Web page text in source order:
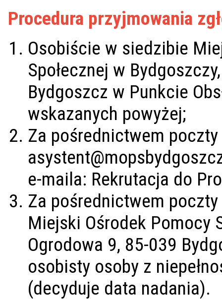
Procedura przyjmowania
Osobiście w siedzibie
Społecznej w
Bydgoszcz w Punkcie
wskazanych powyżej;
Za pośrednictwem
e-maila: Rekrutacja do
Za pośrednictwem
Miejski Ośrodek Pomocy
Ogrodowa 9, 85-039
osobisty osoby z
(decyduje data nadania).